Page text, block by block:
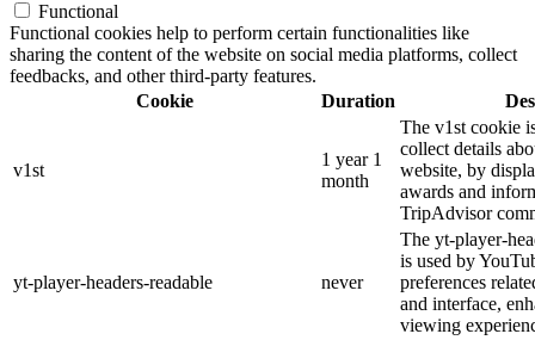
Functional
Functional cookies help to perform certain functionalities like
sharing the content of the website on social media platforms, collect
feedbacks, and other third-party features.
Cookie
Duration
v1st
1 year 1
month
The v1st cookie
collect details
website, by
awards and
TripAdvisor
yt-player-headers-readable never
The yt-player-
is used by
preferences
and interface,
viewing